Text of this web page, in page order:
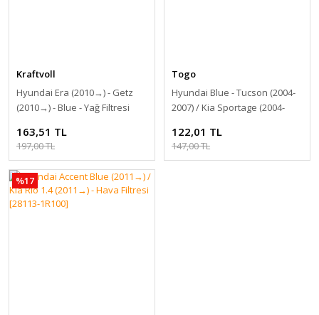
Kraftvoll
Hyundai Era (2010 →) - Getz
(2010 →) - Blue - Yağ Filtresi
163,51 TL
197,00 TL
Togo
Hyundai Blue - Tucson (2004-
2007) / Kia Sportage (2004-
2E210]
122,01 TL
147,00 TL
%17